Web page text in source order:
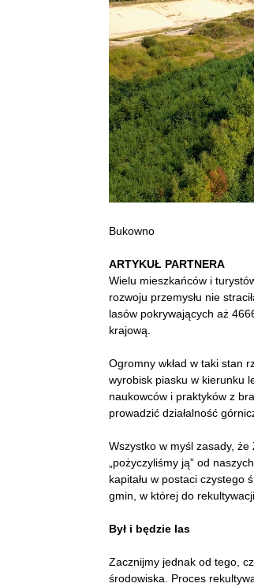
Bukowno
ARTYKUŁ PARTNERA
Wielu mieszkańców i
rozwoju przemysłu nie
lasów pokrywających aż
krajową.
Ogromny wkład w taki stan
wyrobisk piasku w kierunku
naukowców i praktyków z
prowadzić działalność
Wszystko w myśl zasady,
„pożyczyliśmy ją” od
kapitału w postaci czystego
gmin, w której do
Był i będzie las
Zacznijmy jednak od tego,
środowiska. Proces